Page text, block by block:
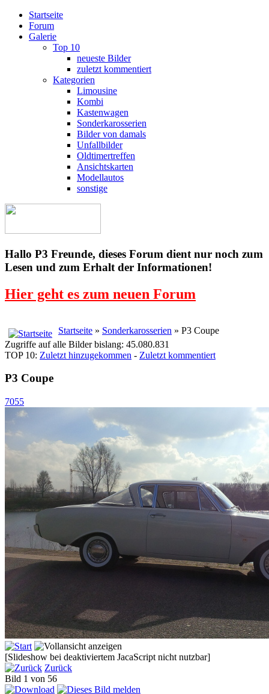
Startseite
Forum
Galerie
Top 10
neueste Bilder
zuletzt kommentiert
Kategorien
Limousine
Kombi
Kastenwagen
Sonderkarosserien
Bilder von damals
Unfallbilder
Oldtimertreffen
Ansichtskarten
Modellautos
sonstige
Hallo P3 Freunde, dieses Forum dient nur noch zum
Lesen und zum Erhalt der Informationen!
Hier geht es zum neuen Forum
Startseite » Sonderkarosserien » P3 Coupe
Zugriffe auf alle Bilder bislang: 45.080.831
TOP 10: Zuletzt hinzugekommen - Zuletzt kommentiert
P3 Coupe
7055
[Slideshow bei deaktiviertem JacaScript nicht nutzbar]
Zurück
Bild 1 von 56